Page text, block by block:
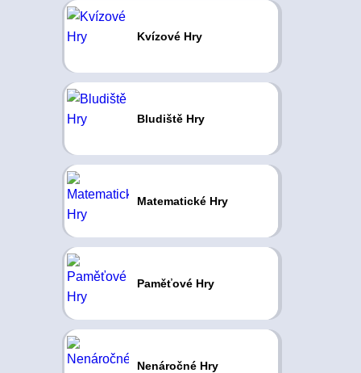
Kvízové Hry
Bludiště Hry
Matematické Hry
Paměťové Hry
Nenáročné Hry